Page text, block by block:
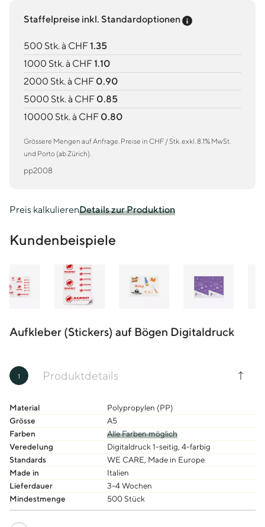
Staffelpreise inkl. Standardoptionen Preis-Tooltip
500 Stk. à CHF1.35
1000 Stk. à CHF1.10
2000 Stk. à CHF 0.90
5000 Stk. à CHF 0.85
10000 Stk. à CHF 0.80
Grössere Mengen auf Anfrage. Preise in CHF / Stk. exkl. 8.1% MwSt.
und Porto (ab Zürich).
pp2008
Preis kalkulierenDetails zur Produktion
Kundenbeispiele
Aufkleber (Stickers) auf Bögen Digitaldruck
1 Produktdetails
Material
Polypropylen (PP)
Grösse
A5
Farben
Alle Farben möglich
Veredelung
Digitaldruck 1-seitig, 4-farbig
Standards
WE CARE, Made in Europe
Made in
Italien
Lieferdauer
3–4 Wochen
Mindestmenge
500 Stück